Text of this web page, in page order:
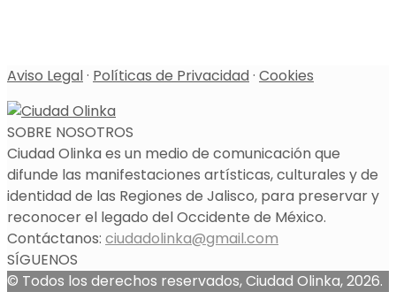
Aviso Legal· Políticas de Privacidad· Cookies
SOBRE NOSOTROS
Ciudad Olinka es un medio de comunicación que
difunde las manifestaciones artísticas, culturales y de
identidad de las Regiones de Jalisco, para preservar y
reconocer el legado del Occidente de México.
Contáctanos: ciudadolinka@gmail.com
SÍGUENOS
© Todos los derechos reservados, Ciudad Olinka, 2026.